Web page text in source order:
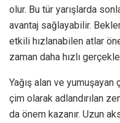
olur. Bu tür yarışlarda
avantaj sağlayabilir.
etkili hızlanabilen atlar
zaman daha hızlı
Yağış alan ve
çim olarak adlandırılan
da önem kazanır. Uzun